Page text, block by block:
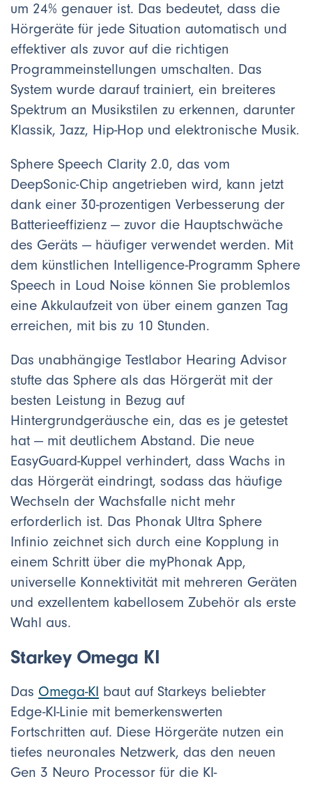
um 24% genauer ist. Das bedeutet, dass die
Hörgeräte für jede Situation automatisch und
effektiver als zuvor auf die richtigen
Programmeinstellungen umschalten. Das
System wurde darauf trainiert, ein breiteres
Spektrum an Musikstilen zu erkennen, darunter
Klassik, Jazz, Hip-Hop und elektronische Musik.
Sphere Speech Clarity 2.0, das vom
DeepSonic-Chip angetrieben wird, kann jetzt
dank einer 30-prozentigen Verbesserung der
Batterieeffizienz — zuvor die Hauptschwäche
des Geräts — häufiger verwendet werden. Mit
dem künstlichen Intelligence-Programm Sphere
Speech in Loud Noise können Sie problemlos
eine Akkulaufzeit von über einem ganzen Tag
erreichen, mit bis zu 10 Stunden.
Das unabhängige Testlabor Hearing Advisor
stufte das Sphere als das Hörgerät mit der
besten Leistung in Bezug auf
Hintergrundgeräusche ein, das es je getestet
hat — mit deutlichem Abstand. Die neue
EasyGuard-Kuppel verhindert, dass Wachs in
das Hörgerät eindringt, sodass das häufige
Wechseln der Wachsfalle nicht mehr
erforderlich ist. Das Phonak Ultra Sphere
Infinio zeichnet sich durch eine Kopplung in
einem Schritt über die myPhonak App,
universelle Konnektivität mit mehreren Geräten
und exzellentem kabellosem Zubehör als erste
Wahl aus.
Starkey Omega KI
Das Omega-KI baut auf Starkeys beliebter
Edge-KI-Linie mit bemerkenswerten
Fortschritten auf. Diese Hörgeräte nutzen ein
tiefes neuronales Netzwerk, das den neuen
Gen 3 Neuro Processor für die KI-